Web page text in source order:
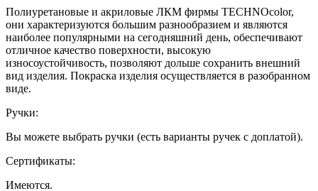
Полиуретановые и акриловые ЛКМ фирмы TECHNOcolor,
они характеризуются большим разнообразием и являются
наиболее популярными на сегодняшний день, обеспечивают
отличное качество поверхности, высокую
износоустойчивость, позволяют дольше сохранить внешний
вид изделия. Покраска изделия осуществляется в разобранном
виде.
Ручки:
Вы можете выбрать ручки (есть варианты ручек с доплатой).
Сертификаты:
Имеются.